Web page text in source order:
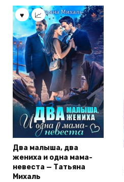
Два малыша, два
жениха и одна мама-
невеста — Татьяна
Михаль